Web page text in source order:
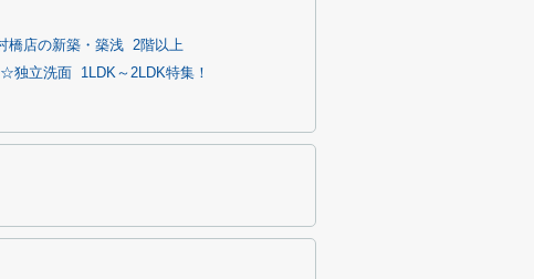
橋店の新築・築浅 2階以上
☆独立洗面
1LDK～2LDK特集！